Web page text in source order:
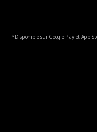
*Disponible sur Google Play et App